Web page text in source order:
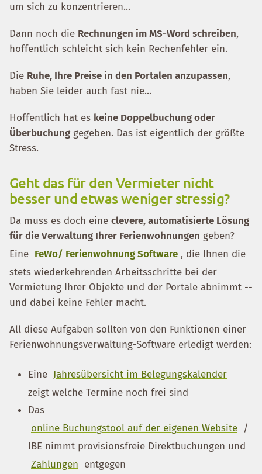
um sich zu konzentrieren...
Dann noch die Rechnungen im MS-Word schreiben,
hoffentlich schleicht sich kein Rechenfehler ein.
Die Ruhe, Ihre Preise in den Portalen anzupassen,
haben Sie leider auch fast nie...
Hoffentlich hat es keine Doppelbuchung oder
Überbuchung gegeben. Das ist eigentlich der größte
Stress.
Geht das für den Vermieter nicht
besser und etwas weniger stressig?
Da muss es doch eine clevere, automatisierte Lösung
für die Verwaltung Ihrer Ferienwohnungen geben?
Eine FeWo/ Ferienwohnung Software , die Ihnen die
stets wiederkehrenden Arbeitsschritte bei der
Vermietung Ihrer Objekte und der Portale abnimmt --
und dabei keine Fehler macht.
All diese Aufgaben sollten von den Funktionen einer
Ferienwohnungsverwaltung-Software erledigt werden:
Eine Jahresübersicht im Belegungskalender
zeigt welche Termine noch frei sind
Das
online Buchungstool auf der eigenen Website /
IBE nimmt provisionsfreie Direktbuchungen und
Zahlungen entgegen